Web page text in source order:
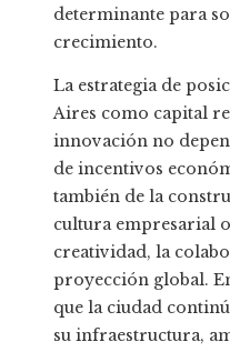
determinante para
crecimiento.
La estrategia de
Aires como capital
innovación no
de incentivos
también de la
cultura empresarial
creatividad, la
proyección global.
que la ciudad
su infraestructura,